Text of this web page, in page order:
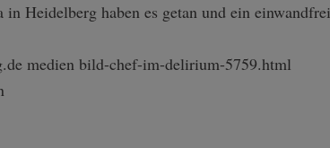
Heidelberg haben es getan und ein
medien bild-chef-im-de­lirium-5759.htm­l